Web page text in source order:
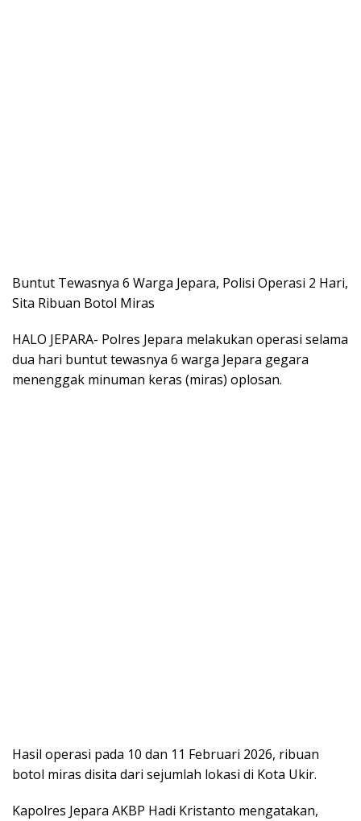
Buntut Tewasnya 6 Warga Jepara, Polisi Operasi 2 Hari,
Sita Ribuan Botol Miras
HALO JEPARA- Polres Jepara melakukan operasi selama
dua hari buntut tewasnya 6 warga Jepara gegara
menenggak minuman keras (miras) oplosan.
Hasil operasi pada 10 dan 11 Februari 2026, ribuan
botol miras disita dari sejumlah lokasi di Kota Ukir.
Kapolres Jepara AKBP Hadi Kristanto mengatakan,